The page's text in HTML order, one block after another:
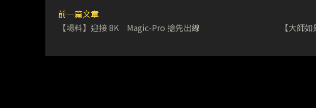
前一篇文章
【場料】迎接 8K Magic-Pro 搶先出線
【大師